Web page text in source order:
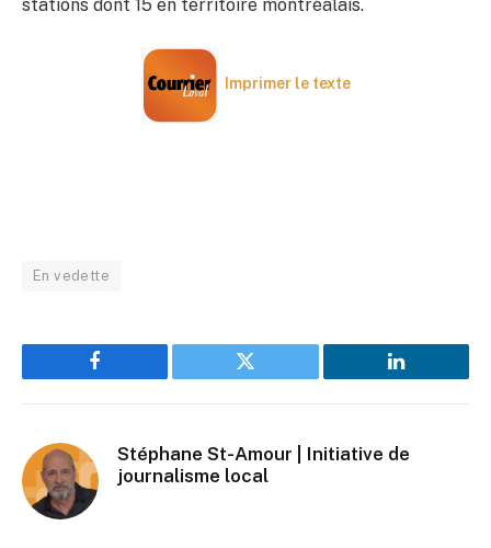
stations dont 15 en territoire montréalais.
Imprimer le texte
En vedette
Facebook Twitter LinkedIn
Stéphane St-Amour | Initiative de
journalisme local